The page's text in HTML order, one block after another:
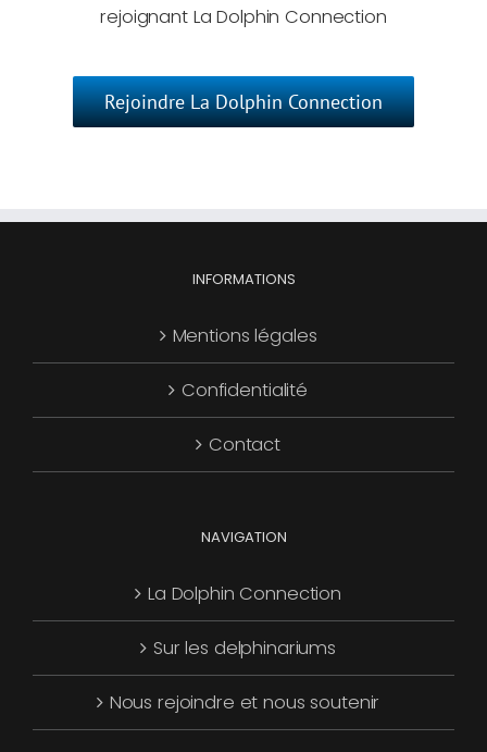
rejoignant La Dolphin Connection
Rejoindre La Dolphin Connection
INFORMATIONS
Mentions légales
Confidentialité
Contact
NAVIGATION
La Dolphin Connection
Sur les delphinariums
Nous rejoindre et nous soutenir